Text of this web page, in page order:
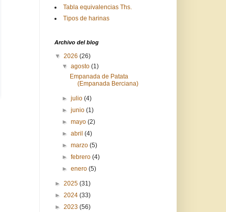
Tabla equivalencias Ths.
Tipos de harinas
Archivo del blog
▼ 2026 (26)
▼agosto(1)
Empanada de Patata
(Empanada Berciana)
►julio(4)
►junio(1)
►mayo(2)
►abril(4)
►marzo(5)
►febrero(4)
►enero(5)
► 2025 (31)
► 2024 (33)
► 2023 (56)